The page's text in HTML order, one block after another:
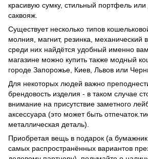
красивую сумку, стильный портфель
саквояж.
Существует несколько типов
молния, магнит, резинка, механический
среди них найдётся удобный именно
магазине можно купить также модный
городе Запорожье, Киев, Львов или
Для некоторых людей важно
брендовость изделия - в таком случае
внимание на присутствие заметного
аксессуара (это может быть
металлическая деталь).
Приобретая вещь в подарок (а
самых распространённых вариантов